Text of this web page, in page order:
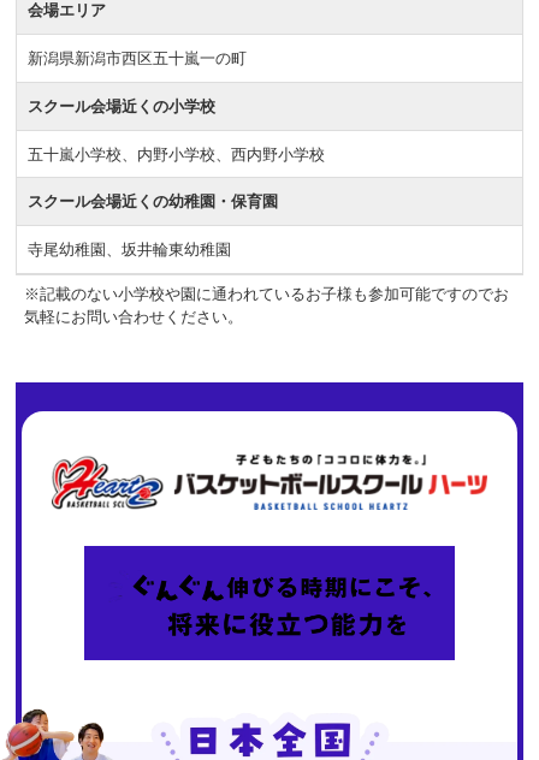
会場エリア
新潟県新潟市西区五十嵐一の町
スクール会場近くの小学校
五十嵐小学校、内野小学校、西内野小学校
スクール会場近くの幼稚園・保育園
寺尾幼稚園、坂井輪東幼稚園
※記載のない小学校や園に通われているお子様も参加可能ですのでお
気軽にお問い合わせください。